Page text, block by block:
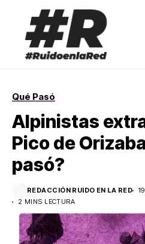
Qué Pasó
Alpinistas
Pico de
pasó?
REDACCIÓN RUIDO EN LA RED
2 MINS LECTURA